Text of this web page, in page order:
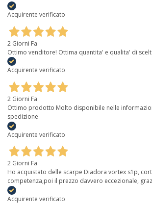
Acquirente verificato
2 Giorni Fa
Ottimo venditore! Ottima quantita' e qualita' di
Acquirente verificato
2 Giorni Fa
Ottimo prodotto Molto disponibile nelle
spedizione
Acquirente verificato
2 Giorni Fa
Ho acquistato delle scarpe Diadora vortex s1p,
competenza,poi il prezzo davvero eccezionale,
Acquirente verificato